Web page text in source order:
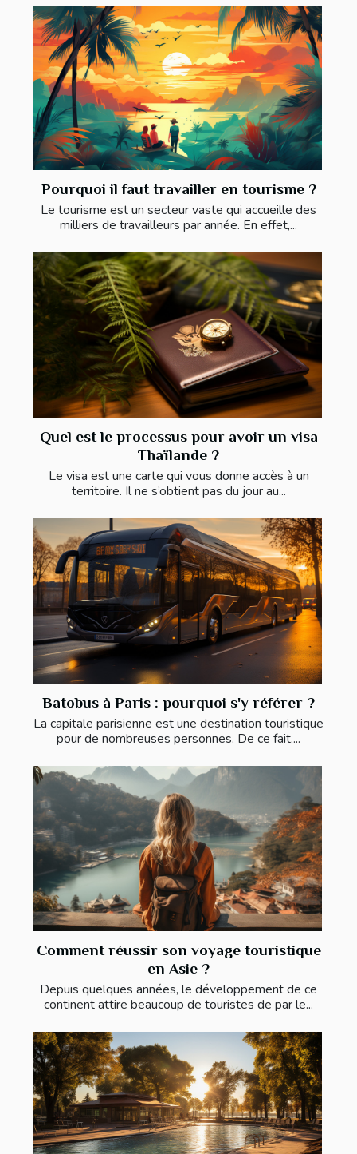
Pourquoi il faut travailler en tourisme ?
Le tourisme est un secteur vaste qui accueille des
milliers de travailleurs par année. En effet,...
Quel est le processus pour avoir un visa
Thaïlande ?
Le visa est une carte qui vous donne accès à un
territoire. Il ne s’obtient pas du jour au...
Batobus à Paris : pourquoi s'y référer ?
La capitale parisienne est une destination touristique
pour de nombreuses personnes. De ce fait,...
Comment réussir son voyage touristique
en Asie ?
Depuis quelques années, le développement de ce
continent attire beaucoup de touristes de par le...